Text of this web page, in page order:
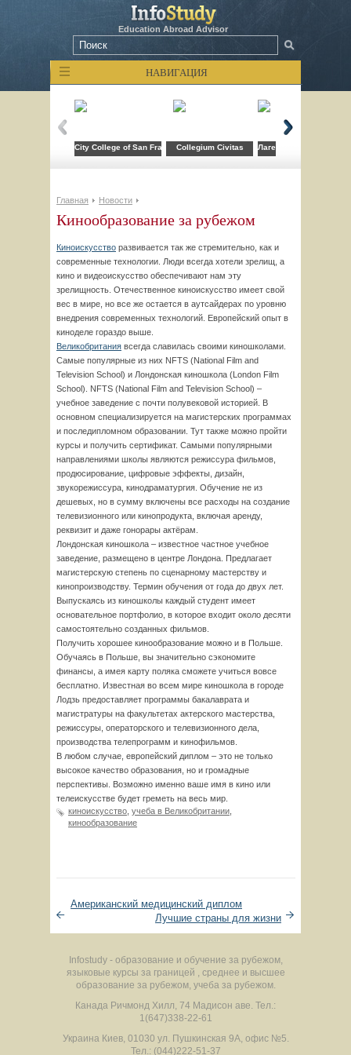
Education Abroad Advisor
НАВИГАЦИЯ
City College of San FranciscoCollegium Civitas Лагерь компьютерных
Главная Новости
Кинообразование за рубежом
Киноискусство развивается так же стремительно, как и
современные технологии. Люди всегда хотели зрелищ, а
кино и видеоискусство обеспечивают нам эту
зрелищность. Отечественное киноискусство имеет свой
вес в мире, но все же остается в аутсайдерах по уровню
внедрения современных технологий. Европейский опыт в
киноделе гораздо выше.
Великобритания всегда славилась своими киношколами.
Самые популярные из них NFTS (National Film and
Television School) и Лондонская киношкола (London Film
School). NFTS (National Film and Television School) –
учебное заведение с почти полувековой историей. В
основном специализируется на магистерских программах
и последипломном образовании. Тут также можно пройти
курсы и получить сертификат. Самыми популярными
направлениями школы являются режиссура фильмов,
продюсирование, цифровые эффекты, дизайн,
звукорежиссура, кинодраматургия. Обучение не из
дешевых, но в сумму включены все расходы на создание
телевизионного или кинопродукта, включая аренду,
реквизит и даже гонорары актёрам.
Лондонская киношкола – известное частное учебное
заведение, размещено в центре Лондона. Предлагает
магистерскую степень по сценарному мастерству и
кинопроизводству. Термин обучения от года до двух лет.
Выпускаясь из киношколы каждый студент имеет
основательное портфолио, в которое входит около десяти
самостоятельно созданных фильмов.
Получить хорошее кинообразование можно и в Польше.
Обучаясь в Польше, вы значительно сэкономите
финансы, а имея карту поляка сможете учиться вовсе
бесплатно. Известная во всем мире киношкола в городе
Лодзь предоставляет программы бакалаврата и
магистратуры на факультетах актерского мастерства,
режиссуры, операторского и телевизионного дела,
производства телепрограмм и кинофильмов.
В любом случае, европейский диплом – это не только
высокое качество образования, но и громадные
перспективы. Возможно именно ваше имя в кино или
телеискусстве будет греметь на весь мир.
киноискусство учеба в Великобритании
кинообразование
Американский медицинский диплом
Лучшие страны для жизни
Infostudy - образование и обучение за рубежом,
языковые курсы за границей , среднее и высшее
образование за рубежом, учеба за рубежом.
Канада Ричмонд Хилл, 74 Мадисон аве. Тел.:
1(647)338-22-61
Украина Киев, 01030 ул. Пушкинская 9А, офис №5.
Тел.: (044)222-51-37